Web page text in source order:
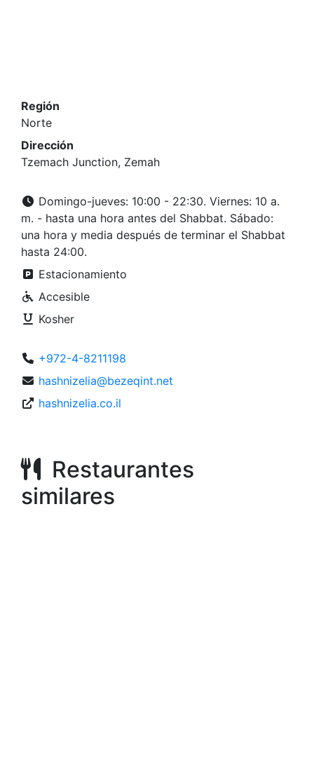
Región
Norte
Dirección
Tzemach Junction, Zemah
Domingo-jueves: 10:00 - 22:30. Viernes: 10 a.
m. - hasta una hora antes del Shabbat. Sábado:
una hora y media después de terminar el Shabbat
hasta 24:00.
Estacionamiento
Accesible
Kosher
+972-4-8211198
hashnizelia@bezeqint.net
hashnizelia.co.il
Restaurantes
similares